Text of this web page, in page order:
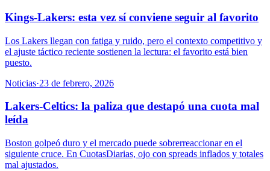
Kings-Lakers: esta vez sí conviene seguir al favorito
Los Lakers llegan con fatiga y ruido, pero el contexto competitivo y
el ajuste táctico reciente sostienen la lectura: el favorito está bien
puesto.
Noticias·23 de febrero, 2026
Lakers-Celtics: la paliza que destapó una cuota mal
leída
Boston golpeó duro y el mercado puede sobrerreaccionar en el
siguiente cruce. En CuotasDiarias, ojo con spreads inflados y totales
mal ajustados.